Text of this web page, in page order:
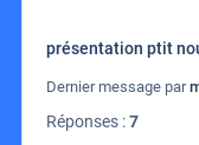
présentation ptit
Dernier message par
Réponses :7